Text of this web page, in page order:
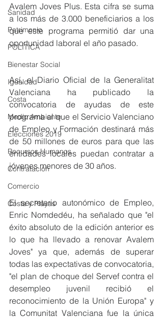
Sanidad
Patrimonio
POLÍTICA
Bienestar Social
Igualdad
Costa
Medio Ambiente
Elecciones 2019
Recursos Humanos
Contratación
Comercio
Costa y Playas
Avalem Joves Plus. Esta cifra se suma
a los más de 3.000 beneficiarios a los
que este programa permitió dar una
oportunidad laboral el año pasado.
Así, el Diario Oficial de la Generalitat
Valenciana ha publicado la
convocatoria de ayudas de este
programa al que el Servicio Valenciano
de Empleo y Formación destinará más
de 50 millones de euros para que las
entidades locales puedan contratar a
jóvenes menores de 30 años.
El secretario autonómico de Empleo,
Enric Nomdedéu, ha señalado que "el
éxito absoluto de la edición anterior es
lo que ha llevado a renovar Avalem
Joves" ya que, además de superar
todas las expectativas de convocatoria,
"el plan de choque del Servef contra el
desempleo juvenil recibió el
reconocimiento de la Unión Europa" y
la Comunitat Valenciana fue la única